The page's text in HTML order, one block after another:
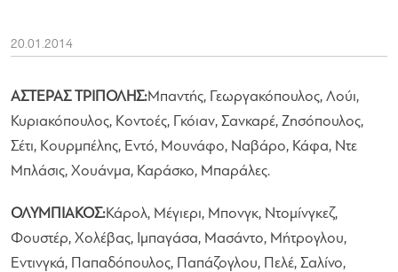
20.01.2014
ΑΣΤΕΡΑΣ ΤΡΙΠΟΛΗΣ:Mπαντής, Γεωργακόπουλος, Λούι,
Κυριακόπουλος, Κοντοές, Γκόιαν, Σανκαρέ, Ζησόπουλος,
Σέτι, Κουρμπέλης, Εντό, Μουνάφο, Ναβάρο, Κάφα, Ντε
Μπλάσις, Χουάνμα, Καράσκο, Μπαράλες.
ΟΛΥΜΠΙΑΚΟΣ:Κάρολ, Μέγιερι, Μπονγκ, Ντομίνγκεζ,
Φουστέρ, Χολέβας, Ιμπαγάσα, Μασάντο, Μήτρογλου,
Εντινγκά, Παπαδόπουλος, Παπάζογλου, Πελέ, Σαλίνο,